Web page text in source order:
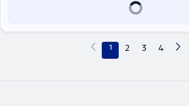
1 2 3 4